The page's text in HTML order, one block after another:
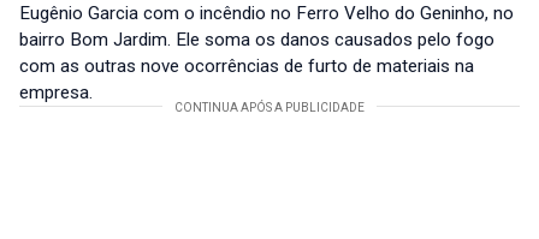
Eugênio Garcia com o incêndio no Ferro Velho do Geninho, no
bairro Bom Jardim. Ele soma os danos causados pelo fogo
com as outras nove ocorrências de furto de materiais na
empresa.